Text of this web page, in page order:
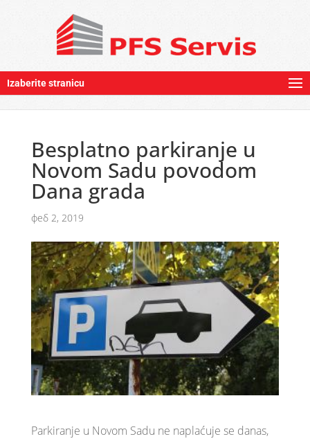
Izaberite stranicu
Besplatno parkiranje u
Novom Sadu povodom
Dana grada
феб 2, 2019
Parkiranje u Novom Sadu ne naplaćuje se danas,